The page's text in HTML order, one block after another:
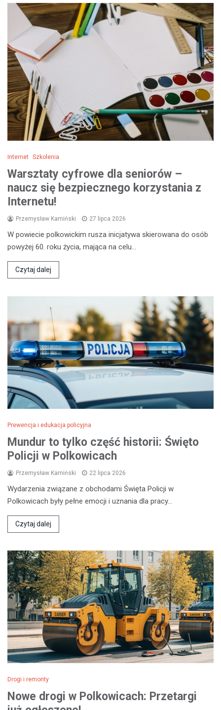
Internet Szkolenia
Warsztaty cyfrowe dla seniorów –
naucz się bezpiecznego korzystania z
Internetu!
Przemysław Kamiński 27 lipca 2026
W powiecie polkowickim rusza inicjatywa skierowana do osób
powyżej 60. roku życia, mająca na celu…
Czytaj dalej
Prewencja i edukacja policyjna
Mundur to tylko część historii: Święto
Policji w Polkowicach
Przemysław Kamiński 22 lipca 2026
Wydarzenia związane z obchodami Święta Policji w
Polkowicach były pełne emocji i uznania dla pracy…
Czytaj dalej
Drogi i remonty
Nowe drogi w Polkowicach: Przetargi